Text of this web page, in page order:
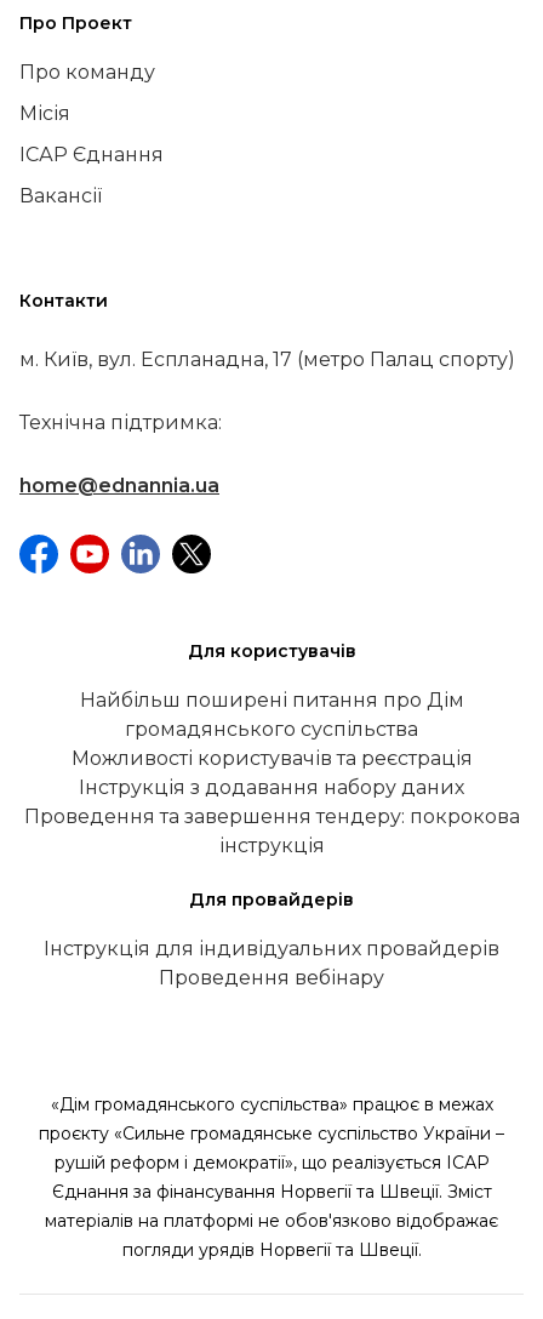
Про Проект
Про команду
Місія
ІСАР Єднання
Вакансії
Контакти
м. Київ, вул. Еспланадна, 17 (метро Палац спорту)
Технічна підтримка:
home@ednannia.ua
Для користувачів
Найбільш поширені питання про Дім
громадянського суспільства
Можливості користувачів та реєстрація
Інструкція з додавання набору даних
Проведення та завершення тендеру: покрокова
інструкція
Для провайдерів
Інструкція для індивідуальних провайдерів
Проведення вебінару
«Дім громадянського суспільства» працює в межах
проєкту «Сильне громадянське суспільство України –
рушій реформ і демократії», що реалізується ІСАР
Єднання за фінансування Норвегії та Швеції. Зміст
матеріалів на платформі не обов'язково відображає
погляди урядів Норвегії та Швеції.